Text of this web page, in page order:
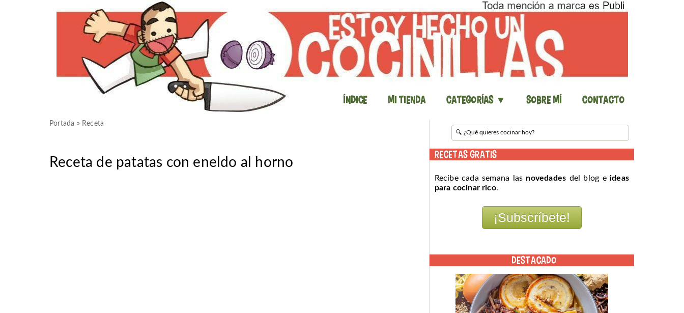
Índice Mi Tienda Categorías ▼ Sobre mí Contacto
Portada » Receta
Receta de patatas con eneldo al horno
RECETAS GRATIS
Recibe cada semana las novedades del blog e ideas
para cocinar rico.
DESTACADO